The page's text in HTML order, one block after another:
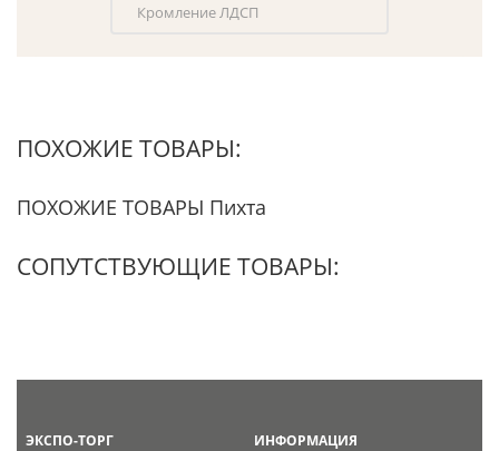
Кромление ЛДСП
ПОХОЖИЕ ТОВАРЫ:
ПОХОЖИЕ ТОВАРЫ Пихта
СОПУТСТВУЮЩИЕ ТОВАРЫ:
ЭКСПО-ТОРГ ИНФОРМАЦИЯ